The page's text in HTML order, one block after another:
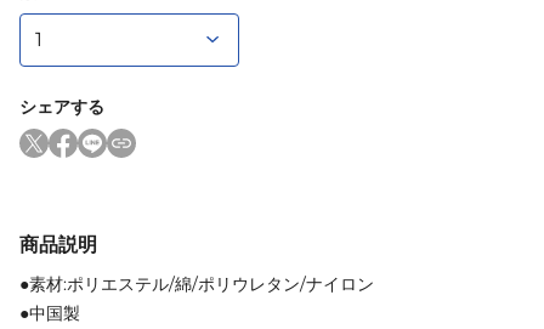
シェアする
商品説明
●素材:ポリエステル/綿/ポリウレタン/ナイロン
●中国製